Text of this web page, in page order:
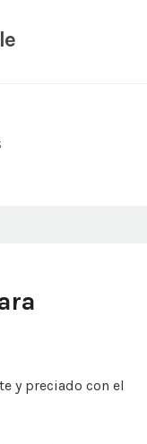
y preciado con el